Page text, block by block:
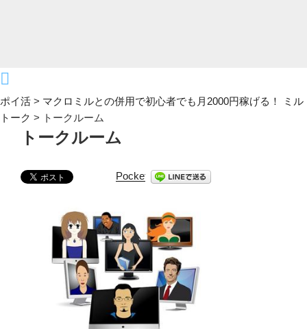
ポイ活 > マクロミルとの併用で初心者でも月2000円稼げる！ ミル
トーク > トークルーム
トークルーム
Pocket